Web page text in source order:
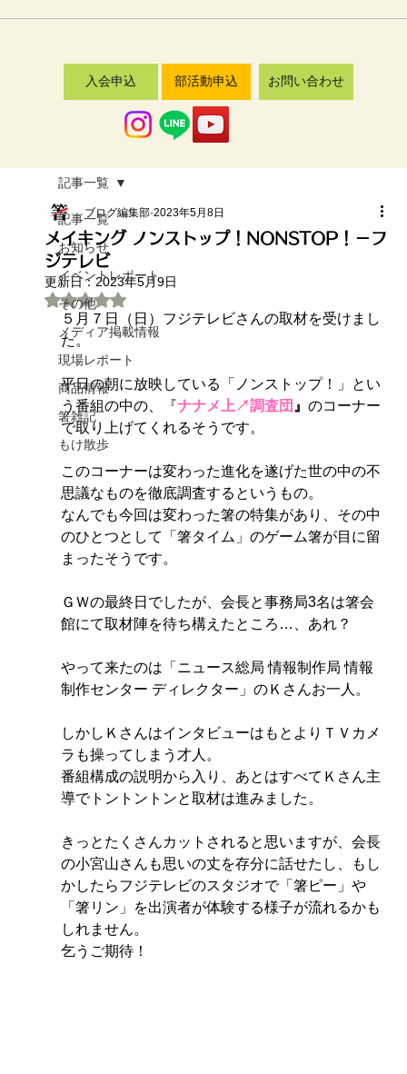
お問い合わせ
部活動申込
入会申込
記事一覧
お知らせ
イベントレポート
その他
メディア掲載情報
現場レポート
商品情報
箸雑記
もけ散歩
記事一覧
メイキング ノンストップ！NONSTOP！－フ
ジテレビ
ブログ編集部 2023年5月8日
更新日：2023年5月9日
5つ星のうちNaNと評価されています。
５月７日（日）フジテレビさんの取材を受けまし
た。
平日の朝に放映している「ノンストップ！」とい
う番組の中の、『ナナメ上↗調査団 』 のコーナー
で取り上げてくれるそうです。
このコーナーは変わった進化を遂げた世の中の不
思議なものを徹底調査するというもの。
なんでも今回は変わった箸の特集があり、その中
のひとつとして「箸タイム」のゲーム箸が目に留
まったそうです。
ＧＷの最終日でしたが、会長と事務局3名は箸会
館にて取材陣を待ち構えたところ…、あれ？
やって来たのは「ニュース総局 情報制作局 情報
制作センター ディレクター」のＫさんお一人。
しかしＫさんはインタビューはもとよりＴＶカメ
ラも操ってしまう才人。
番組構成の説明から入り、あとはすべてＫさん主
導でトントントンと取材は進みました。
きっとたくさんカットされると思いますが、会長
の小宮山さんも思いの丈を存分に話せたし、もし
かしたらフジテレビのスタジオで「箸ピー」や
「箸リン」を出演者が体験する様子が流れるかも
しれません。
乞うご期待！